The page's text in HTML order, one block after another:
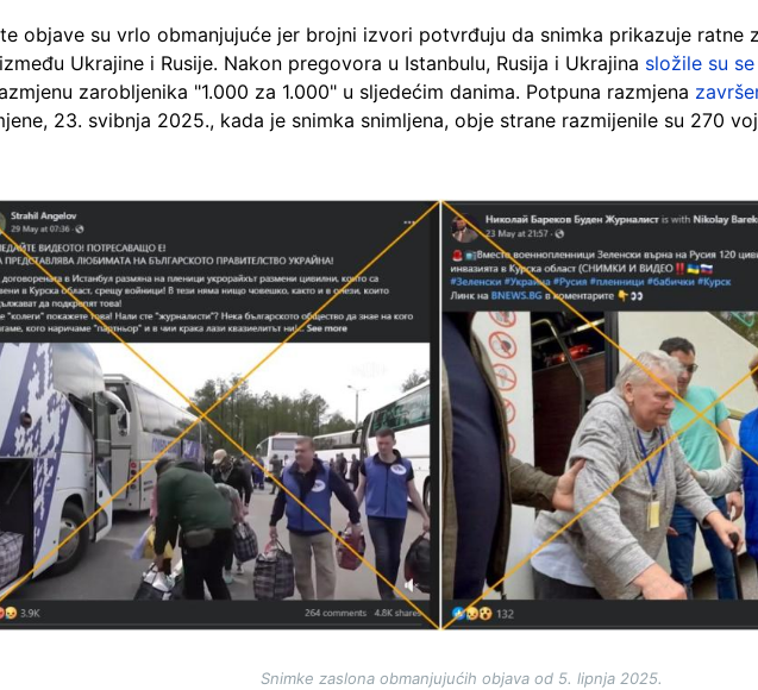
objave su vrlo obmanjujuće jer brojni izvori potvrđuju da snimka prikazuje ratne
Ukrajine i Rusije. Nakon pregovora u Istanbulu, Rusija i Ukrajina složile su se
zarobljenika "1.000 za 1.000" u sljedećim danima. Potpuna razmjena
23. svibnja 2025., kada je snimka snimljena, obje strane razmijenile su 270
Snimke zaslona obmanjujućih objava od 5. lipnja 2025.